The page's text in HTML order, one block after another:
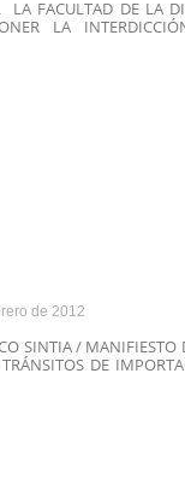
LA FACULTAD DE LA
LA
de 2012
SINTIA / MANIFIESTO
DE